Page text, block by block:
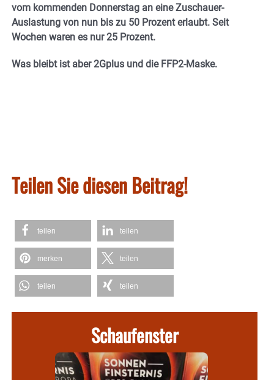
vom kommenden Donnerstag an eine Zuschauer-
Auslastung von nun bis zu 50 Prozent erlaubt. Seit
Wochen waren es nur 25 Prozent.
Was bleibt ist aber 2Gplus und die FFP2-Maske.
Teilen Sie diesen Beitrag!
teilen teilen
merken teilen
teilen teilen
Schaufenster